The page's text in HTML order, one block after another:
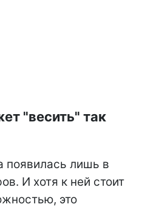
"весить" так
появилась лишь в
И хотя к ней стоит
это